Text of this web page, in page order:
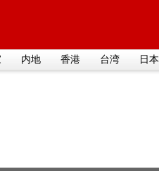
内地 香港 台湾 日本